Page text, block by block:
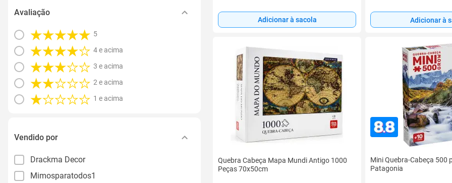
Avaliação
5
4 e acima
3 e acima
2 e acima
1 e acima
Vendido por
Drackma Decor
Mimosparatodos1
Adicionar à sacola Adicionar à
Quebra Cabeça Mapa Mundi Antigo 1000
Peças 70x50cm
Mini Quebra-Cabeça 500
Patagonia